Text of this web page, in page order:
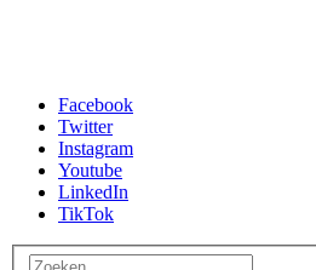
Facebook
Twitter
Instagram
Youtube
LinkedIn
TikTok